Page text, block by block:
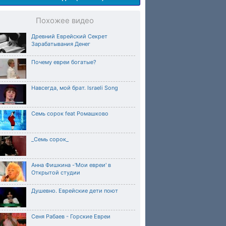
Похожее видео
Древний Еврейский Секрет
Зарабатывания Денег
Почему евреи богатые?
Навсегда, мой брат. Israeli Song
Семь сорок feat Ромашково
_Семь сорок_
Анна Фишкина -'Мои евреи' в
Открытой студии
Душевно. Еврейские дети поют
Сеня Рабаев - Горские Евреи